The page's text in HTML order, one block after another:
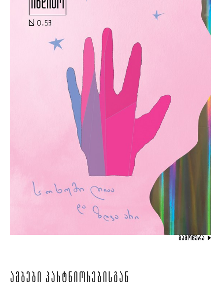
ᲒᲐᲛᲝᲬᲔᲠᲐ
ᲐᲛᲑᲔᲑᲘ ᲞᲐᲠᲢᲜᲘᲝᲠᲔᲑᲘᲡᲒᲐᲜ